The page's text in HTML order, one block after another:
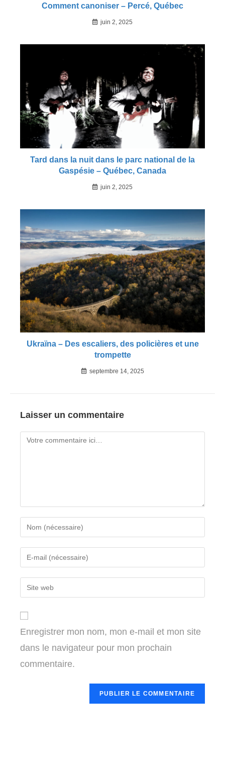
Comment canoniser – Percé, Québec
juin 2, 2025
Tard dans la nuit dans le parc national de la
Gaspésie – Québec, Canada
juin 2, 2025
Ukraïna – Des escaliers, des policières et une
trompette
septembre 14, 2025
Laisser un commentaire
Comment
your
name
comment
your
email
address
your
URL
(optional)
Enregistrer mon nom, mon e-mail et mon site
dans le navigateur pour mon prochain
commentaire.